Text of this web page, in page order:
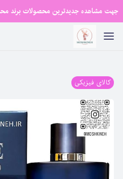
جهت مشاهده جدیدترین محصولات برند
کالای فیزیکی